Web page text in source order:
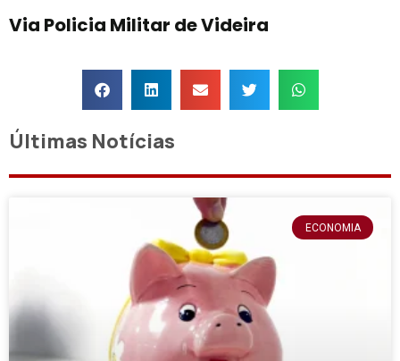
Via Policia Militar de Videira
Últimas Notícias
ECONOMIA